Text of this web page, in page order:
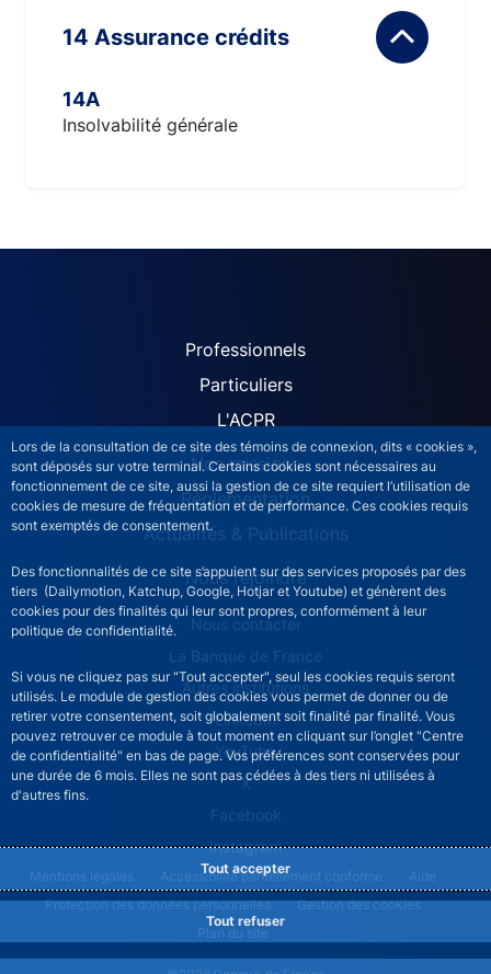
Lors de la consultation de ce site des témoins de connexion, dits « cookies »,
sont déposés sur votre terminal. Certains cookies sont nécessaires au
fonctionnement de ce site, aussi la gestion de ce site requiert l’utilisation de
cookies de mesure de fréquentation et de performance. Ces cookies requis
sont exemptés de consentement.
Des fonctionnalités de ce site s’appuient sur des services proposés par des
tiers (Dailymotion, Katchup, Google, Hotjar et Youtube) et génèrent des
cookies pour des finalités qui leur sont propres, conformément à leur
politique de confidentialité.
Si vous ne cliquez pas sur "Tout accepter", seul les cookies requis seront
utilisés. Le module de gestion des cookies vous permet de donner ou de
retirer votre consentement, soit globalement soit finalité par finalité. Vous
pouvez retrouver ce module à tout moment en cliquant sur l’onglet "Centre
de confidentialité" en bas de page. Vos préférences sont conservées pour
une durée de 6 mois. Elles ne sont pas cédées à des tiers ni utilisées à
d'autres fins.
Tout accepter
Tout refuser
14 Assurance crédits
14A
Insolvabilité générale
ACPR site navigation
Professionnels
Particuliers
L'ACPR
Nos missions
Réglementation
Actualités & Publications
Nous rejoindre
ACPR footer secondary menu (French)
Nous contacter
La Banque de France
Autres institutions
LinkedIn
YouTube
X
Facebook
Instagram
ACPR footer legal notice menu
Mentions légales Accessibilité partiellement conforme
Aide
Protection des données personnelles
Gestion des cookies
Plan du site